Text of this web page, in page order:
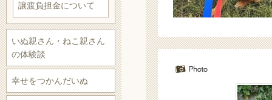
譲渡負担金について
いぬ親さん・ねこ親さん
の体験談
幸せをつかんだいぬ